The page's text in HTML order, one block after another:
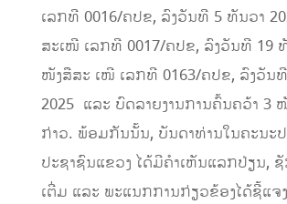
ເລກທີ 0016/ຄປຂ, ລົງວັນທີ 5 ທັນວາ
ສະເໜີ ເລກທີ 0017/ຄປຂ, ລົງວັນທີ 19
ໜັງສືສະ ເໜີ ເລກທີ 0163/ຄປຂ, ລົງວັນ
2025 ແລະ ບົດລາຍງານການຄົ້ນຄວ້າ 3
ກ່າວ. ພ້ອມກັນນັ້ນ, ບັນດາທ່ານໃນຄະນະປ
ປະຊາຊົນແຂວງ ໄດ້ມີຄໍາເຫັນແລກປ່ຽນ,
ເຕີ່ມ ແລະ ພະແນກການກ່ຽວຂ້ອງໄດ້ຊີ້ແຈ